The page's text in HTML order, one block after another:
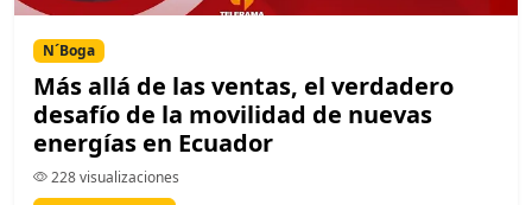
N´Boga
Más allá de las ventas, el verdadero
desafío de la movilidad de nuevas
energías en Ecuador
228 visualizaciones